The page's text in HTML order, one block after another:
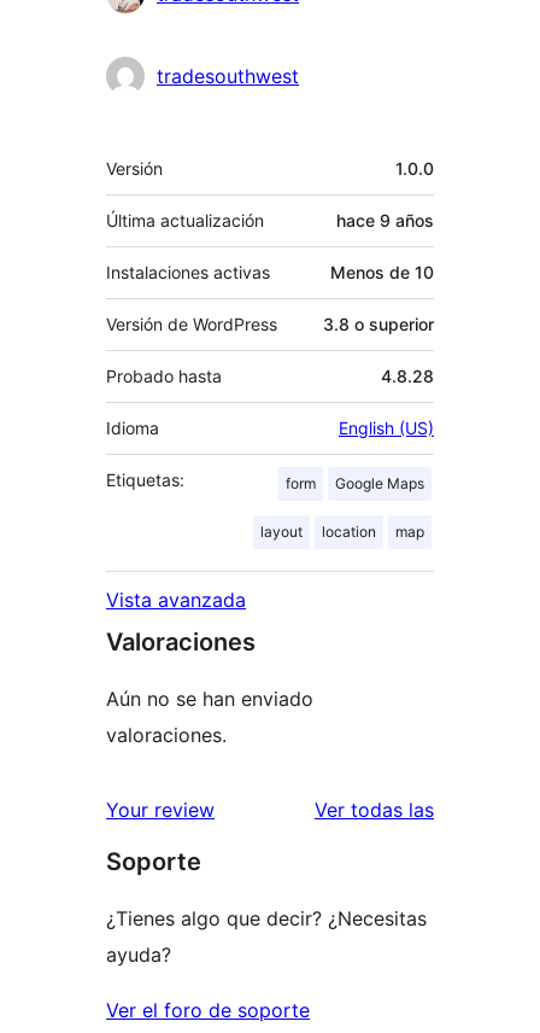
tradesouthwest
Meta
Versión 1.0.0
Última actualización hace 9 años
Instalaciones activas Menos de 10
Versión de WordPress 3.8 o superior
Probado hasta 4.8.28
Idioma English (US)
Etiquetas: form Google Maps
layout location map
Vista avanzada
Valoraciones
Aún no se han enviado
valoraciones.
Your review Ver todas las
Soporte
¿Tienes algo que decir? ¿Necesitas
ayuda?
Ver el foro de soporte